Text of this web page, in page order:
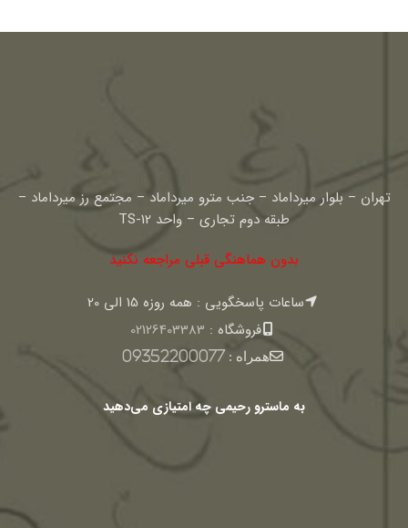
تهران – بلوار میرداماد – جنب مترو میرداماد – مجتمع رز میرداماد –
طبقه دوم تجاری – واحد TS-12
بدون هماهنگی قبلی مراجعه نکنید
ساعات پاسخگویی : همه روزه 15 الی 20
فروشگاه : 02126403383
همراه :09352200077
به ماسترو رحیمی چه امتیازی می‌دهید